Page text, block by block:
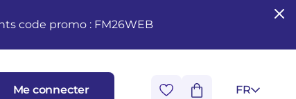
code promo : FM26WEB
Me connecter FR